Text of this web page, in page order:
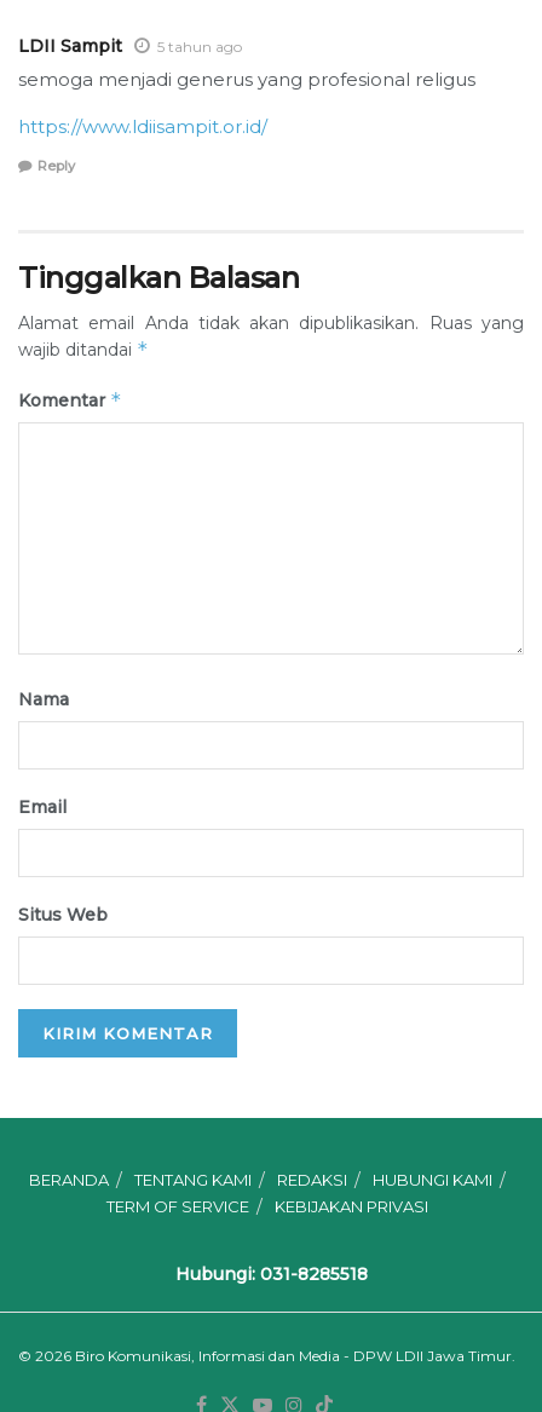
LDII Sampit 5 tahun ago
semoga menjadi generus yang profesional religus
https://www.ldiisampit.or.id/
Reply
Tinggalkan Balasan
Alamat email Anda tidak akan dipublikasikan.
Ruas yang
wajib ditandai *
Komentar *
Nama
Email
Situs Web
BERANDA TENTANG KAMI REDAKSI
HUBUNGI KAMI
TERM OF SERVICE
KEBIJAKAN PRIVASI
Hubungi: 031-8285518
© 2026 Biro Komunikasi, Informasi dan Media - DPW LDII Jawa Timur.